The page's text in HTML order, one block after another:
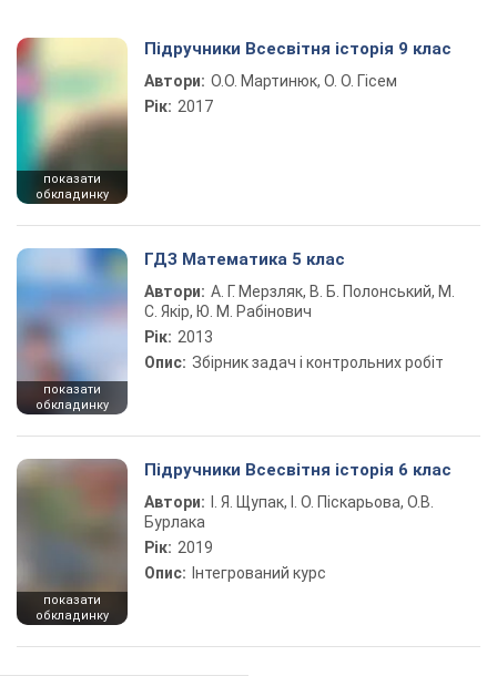
показати
обкладинку
Підручники Всесвітня історія 9 клас
Автори: О.О. Мартинюк, О. О. Гісем
Рік: 2017
показати
обкладинку
ГДЗ Математика 5 клас
Автори: А. Г. Мерзляк, В. Б. Полонський, М.
С. Якір, Ю. М. Рабінович
Рік: 2013
Опис: Збірник задач і контрольних робіт
показати
обкладинку
Підручники Всесвітня історія 6 клас
Автори:
І. Я. Щупак, І. О. Піскарьова, О.В.
Бурлака
Рік: 2019
Опис: Інтегрований курс